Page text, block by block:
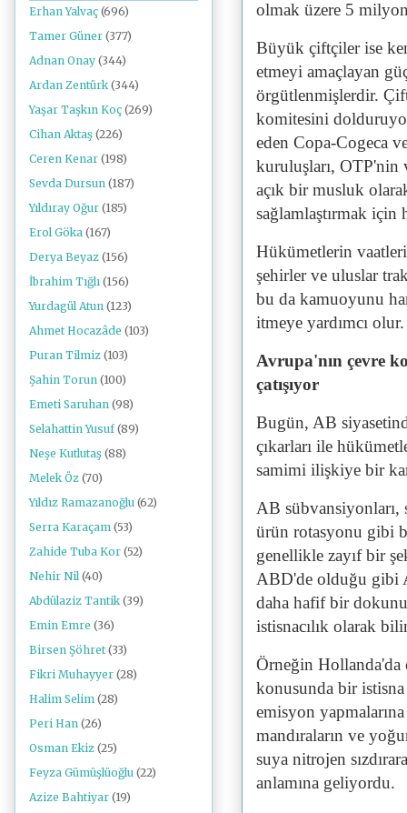
olmak üzere 5
Büyük çiftçiler ise
etmeyi amaçlayan
örgütlenmişlerdir.
komitesini
eden Copa-Cogeca
kuruluşları, OTP'nin
açık bir musluk
sağlamlaştırmak için
Hükümetlerin
şehirler ve uluslar
bu da kamuoyunu
itmeye yardımcı olur.
Avrupa'nın çevre
çatışıyor
Bugün, AB
çıkarları ile
samimi ilişkiye bir
AB sübvansiyonları,
ürün rotasyonu gibi
genellikle zayıf bir
ABD'de olduğu gibi
daha hafif bir
istisnacılık olarak
Örneğin Hollanda'da
konusunda bir istisna
emisyon
mandıraların ve
suya nitrojen
anlamına geliyordu.
Erhan Yalvaç (696)
Tamer Güner (377)
Adnan Onay (344)
Ardan Zentürk (344)
Yaşar Taşkın Koç (269)
Cihan Aktaş (226)
Ceren Kenar (198)
Sevda Dursun (187)
Yıldıray Oğur (185)
Erol Göka (167)
Derya Beyaz (156)
İbrahim Tığlı (156)
Yurdagül Atun (123)
Ahmet Hocazâde (103)
Puran Tilmiz (103)
Şahin Torun (100)
Emeti Saruhan (98)
Selahattin Yusuf (89)
Neşe Kutlutaş (88)
Melek Öz (70)
Yıldız Ramazanoğlu (62)
Serra Karaçam (53)
Zahide Tuba Kor (52)
Nehir Nil (40)
Abdülaziz Tantik (39)
Emin Emre (36)
Birsen Şöhret (33)
Fikri Muhayyer (28)
Halim Selim (28)
Peri Han (26)
Osman Ekiz (25)
Feyza Gümüşlüoğlu (22)
Azize Bahtiyar (19)